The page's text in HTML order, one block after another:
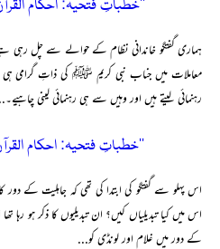
’’خطباتِ فتحیہ: احکام
ہماری گفتگو خاندانی نظام کے حوالے سے چل رہی
معاملات میں جناب نبی کریم ﷺ کی ذاتِ گرامی
رہنمائی لیتے ہیں اور وہیں سے ہی رہنمائی لینی
’’خطباتِ فتحیہ: احکام
اس پہلو سے گفتگو کی ابتدا کی تھی کہ جاہلیت کے
اس میں کیا تبدیلیاں کیں؟ ان تبدیلیوں کا ذکر ہو رہا
کے دور میں غلام اور لونڈی کو...